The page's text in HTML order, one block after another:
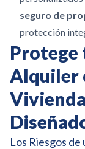
seguro de
protección
Protege
Alquiler
Los Riesgos